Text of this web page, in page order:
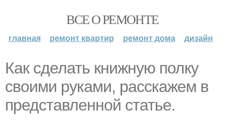
ВСЕ О РЕМОНТЕ
главная ремонт квартир ремонт дома дизайн
Как сделать книжную полку
своими руками, расскажем в
представленной статье.